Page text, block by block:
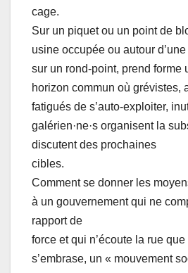
cage.
Sur un piquet ou un point de
usine occupée ou autour
sur un rond-point, prend forme
horizon commun où grévistes,
fatigués de s’auto-exploiter,
galérien·ne·s organisent la
discutent des prochaines
cibles.
Comment se donner les
à un gouvernement qui ne
rapport de
force et qui n’écoute la rue que
s’embrase, un « mouvement